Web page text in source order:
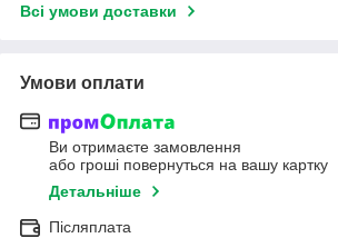
Всі умови доставки
Умови оплати
Ви отримаєте замовлення
або гроші повернуться на вашу картку
Детальніше
Післяплата